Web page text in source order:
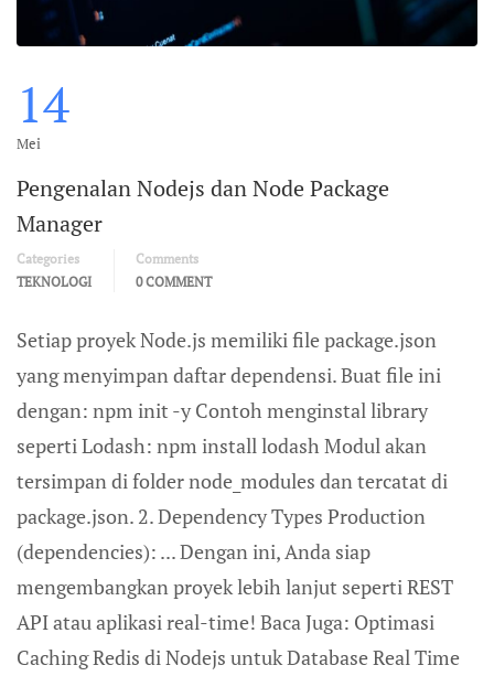
14
Mei
Pengenalan Nodejs dan Node Package
Manager
Categories
TEKNOLOGI
Comments
0 COMMENT
Setiap proyek Node.js memiliki file package.json
yang menyimpan daftar dependensi. Buat file ini
dengan: npm init -y Contoh menginstal library
seperti Lodash: npm install lodash Modul akan
tersimpan di folder node_modules dan tercatat di
package.json. 2. Dependency Types Production
(dependencies): ... Dengan ini, Anda siap
mengembangkan proyek lebih lanjut seperti REST
API atau aplikasi real-time! Baca Juga: Optimasi
Caching Redis di Nodejs untuk Database Real Time